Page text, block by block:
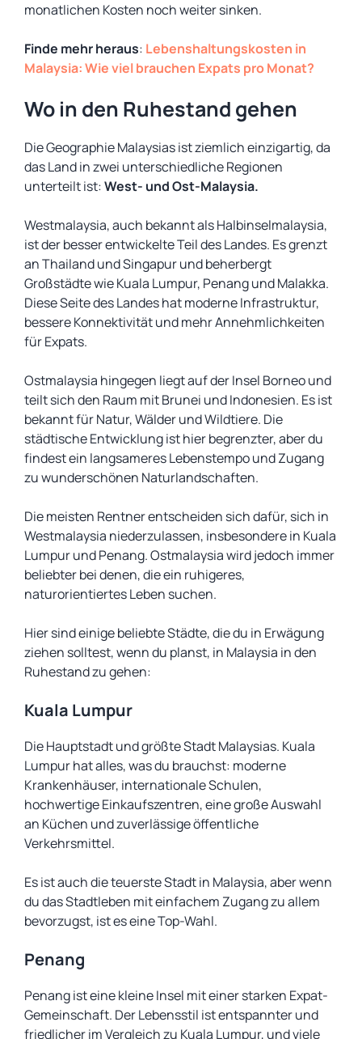
monatlichen Kosten noch weiter sinken.
Finde mehr heraus: Lebenshaltungskosten in
Malaysia: Wie viel brauchen Expats pro Monat?
Wo in den Ruhestand gehen
Die Geographie Malaysias ist ziemlich einzigartig, da
das Land in zwei unterschiedliche Regionen
unterteilt ist:West- und Ost-Malaysia.
Westmalaysia, auch bekannt als Halbinselmalaysia,
ist der besser entwickelte Teil des Landes. Es grenzt
an Thailand und Singapur und beherbergt
Großstädte wie Kuala Lumpur, Penang und Malakka.
Diese Seite des Landes hat moderne Infrastruktur,
bessere Konnektivität und mehr Annehmlichkeiten
für Expats.
Ostmalaysia hingegen liegt auf der Insel Borneo und
teilt sich den Raum mit Brunei und Indonesien. Es ist
bekannt für Natur, Wälder und Wildtiere. Die
städtische Entwicklung ist hier begrenzter, aber du
findest ein langsameres Lebenstempo und Zugang
zu wunderschönen Naturlandschaften.
Die meisten Rentner entscheiden sich dafür, sich in
Westmalaysia niederzulassen, insbesondere in Kuala
Lumpur und Penang. Ostmalaysia wird jedoch immer
beliebter bei denen, die ein ruhigeres,
naturorientiertes Leben suchen.
Hier sind einige beliebte Städte, die du in Erwägung
ziehen solltest, wenn du planst, in Malaysia in den
Ruhestand zu gehen:
Kuala Lumpur
Die Hauptstadt und größte Stadt Malaysias. Kuala
Lumpur hat alles, was du brauchst: moderne
Krankenhäuser, internationale Schulen,
hochwertige Einkaufszentren, eine große Auswahl
an Küchen und zuverlässige öffentliche
Verkehrsmittel.
Es ist auch die teuerste Stadt in Malaysia, aber wenn
du das Stadtleben mit einfachem Zugang zu allem
bevorzugst, ist es eine Top-Wahl.
Penang
Penang ist eine kleine Insel mit einer starken Expat-
Gemeinschaft. Der Lebensstil ist entspannter und
friedlicher im Vergleich zu Kuala Lumpur, und viele